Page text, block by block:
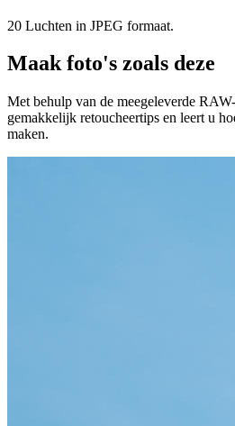
20 Luchten in JPEG formaat.
Maak foto's zoals deze
Met behulp van de meegeleverde
gemakkelijk retoucheertips en leert u
maken.